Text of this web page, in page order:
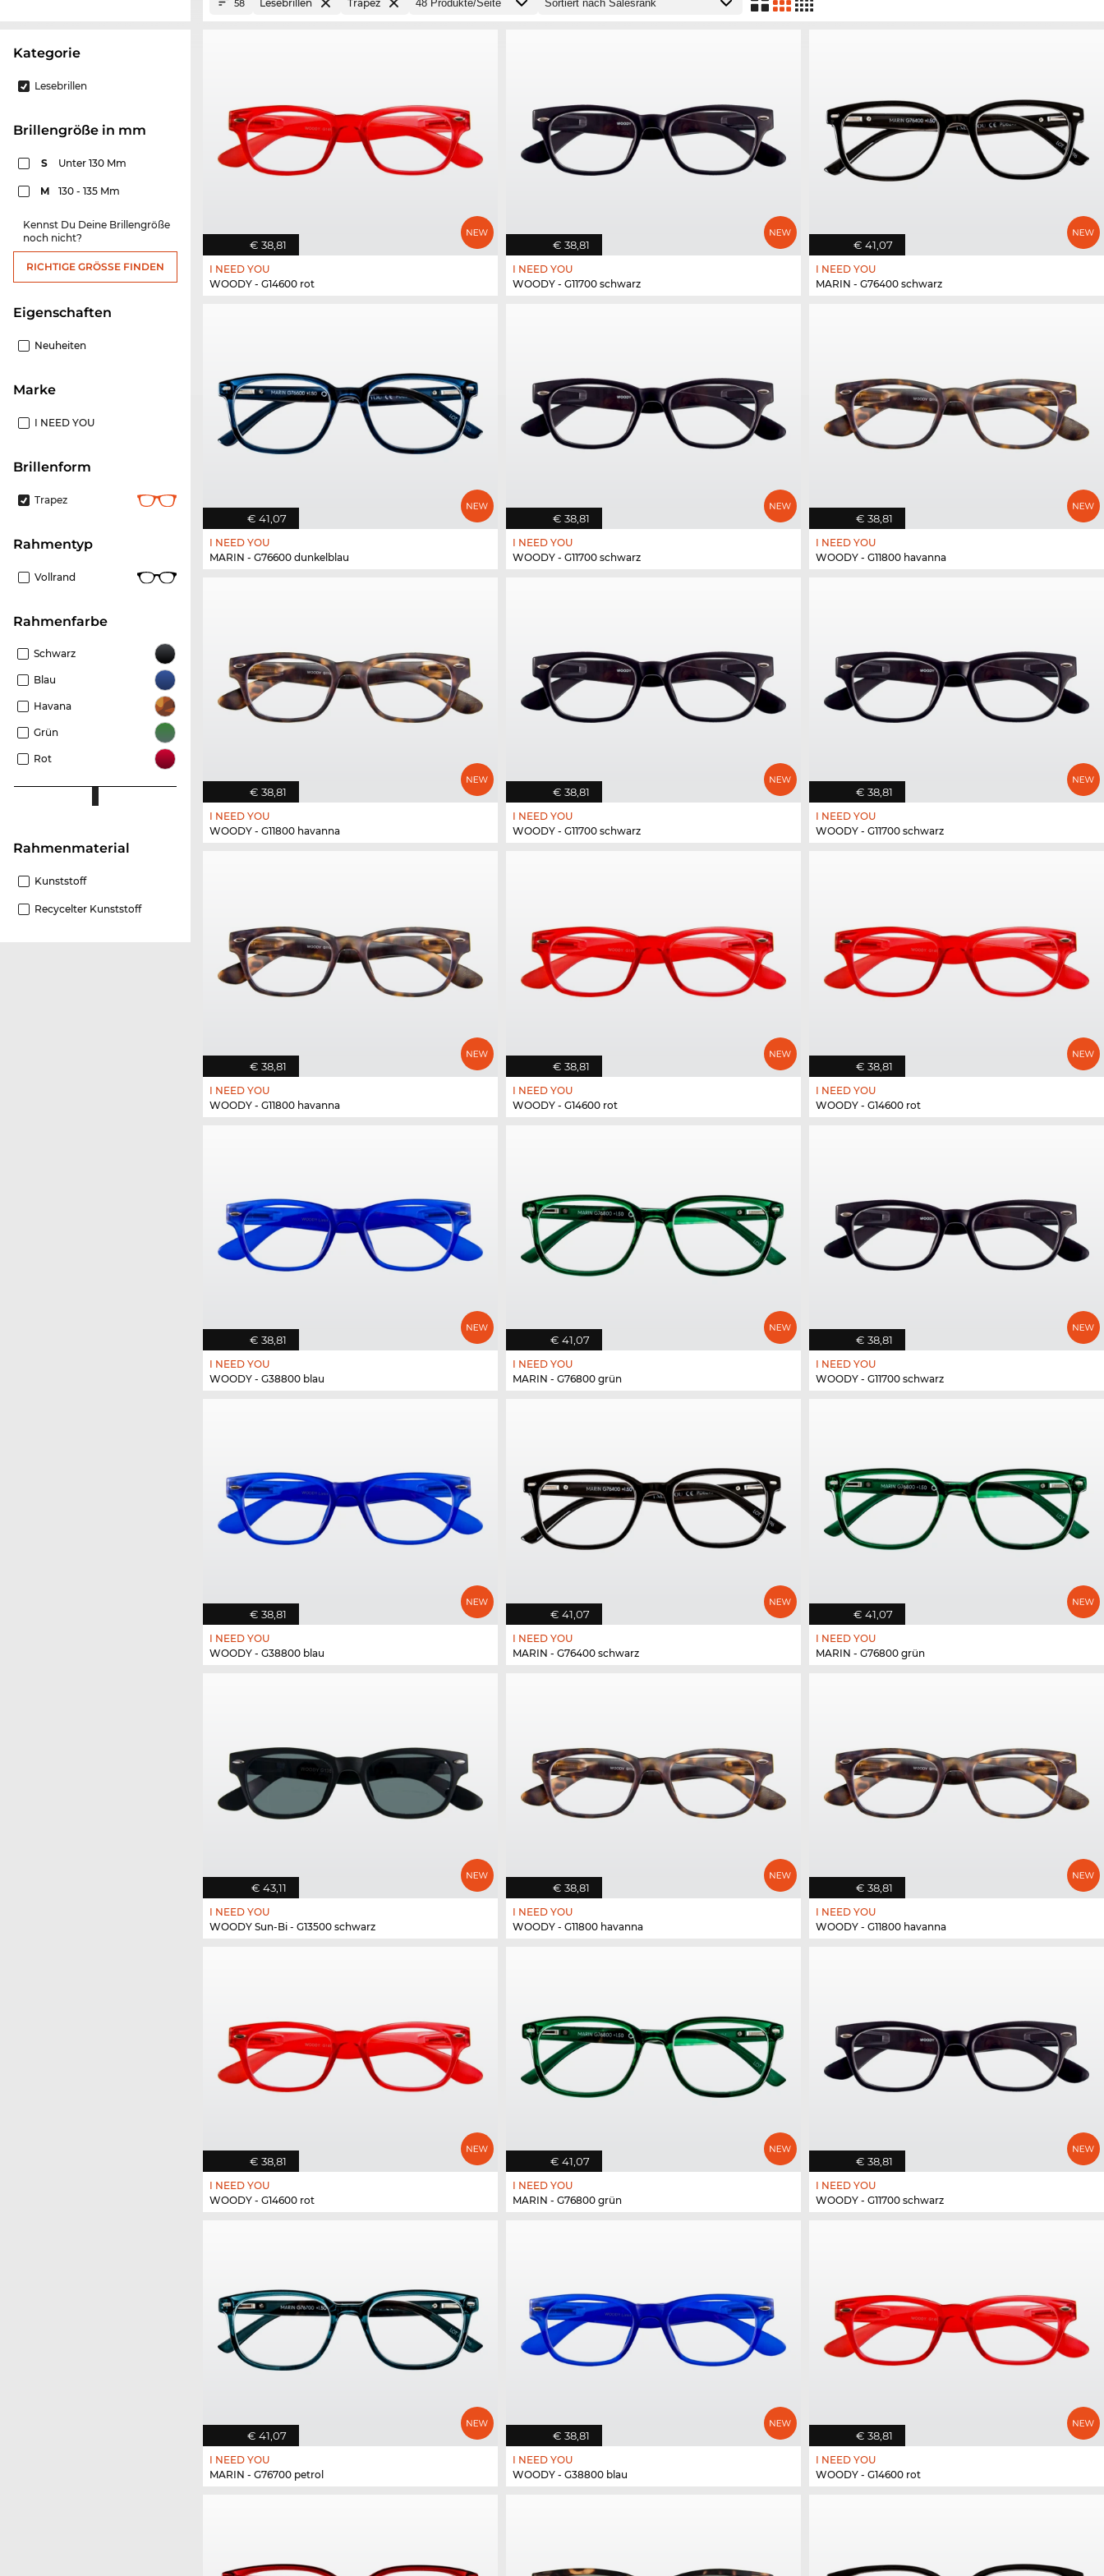
Kategorie
Lesebrillen
Brillengröße in mm
S Unter 130 Mm
M 130 - 135 Mm
Kennst Du Deine Brillengröße
noch nicht?
RICHTIGE GRÖSSE FINDEN
Eigenschaften
Neuheiten
Marke
I NEED YOU
Brillenform
Trapez
Rahmentyp
Vollrand
Rahmenfarbe
Schwarz
Blau
Havana
Grün
Rot
Rahmenmaterial
Kunststoff
Recycelter Kunststoff
58 Lesebrillen Trapez
€ 38,81
I NEED YOU
WOODY - G14600 rot
€ 38,81
I NEED YOU
WOODY - G11700 schwarz
€ 41,07
I NEED YOU
MARIN - G76400 schwarz
€ 41,07
I NEED YOU
MARIN - G76600 dunkelblau
€ 38,81
I NEED YOU
WOODY - G11700 schwarz
€ 38,81
I NEED YOU
WOODY - G11800 havanna
€ 38,81
I NEED YOU
WOODY - G11800 havanna
€ 38,81
I NEED YOU
WOODY - G11700 schwarz
€ 38,81
I NEED YOU
WOODY - G11700 schwarz
€ 38,81
I NEED YOU
WOODY - G11800 havanna
€ 38,81
I NEED YOU
WOODY - G14600 rot
€ 38,81
I NEED YOU
WOODY - G14600 rot
€ 38,81
I NEED YOU
WOODY - G38800 blau
€ 41,07
I NEED YOU
MARIN - G76800 grün
€ 38,81
I NEED YOU
WOODY - G11700 schwarz
€ 38,81
I NEED YOU
WOODY - G38800 blau
€ 41,07
I NEED YOU
MARIN - G76400 schwarz
€ 41,07
I NEED YOU
MARIN - G76800 grün
€ 43,11
I NEED YOU
WOODY Sun-Bi - G13500 schwarz
€ 38,81
I NEED YOU
WOODY - G11800 havanna
€ 38,81
I NEED YOU
WOODY - G11800 havanna
€ 38,81
I NEED YOU
WOODY - G14600 rot
€ 41,07
I NEED YOU
MARIN - G76800 grün
€ 38,81
I NEED YOU
WOODY - G11700 schwarz
€ 41,07
I NEED YOU
MARIN - G76700 petrol
€ 38,81
I NEED YOU
WOODY - G38800 blau
€ 38,81
I NEED YOU
WOODY - G14600 rot